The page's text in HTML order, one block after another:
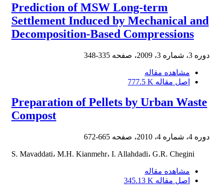
Prediction of MSW Long-term
Settlement Induced by Mechanical and
Decomposition-Based Compressions
دوره 3، شماره 3، 2009، صفحه 335-348
مشاهده مقاله
اصل مقاله 777.5 K
Preparation of Pellets by Urban Waste
Compost
دوره 4، شماره 4، 2010، صفحه 665-672
S. Mavaddati، M.H. Kianmehr، I. Allahdadi، G.R. Chegini
مشاهده مقاله
اصل مقاله 345.13 K